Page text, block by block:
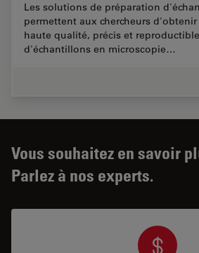
Les solutions de préparation
permettent aux chercheurs
haute qualité, précis et
d'échantillons en microscopie…
Vous souhaitez en savoir
Parlez à nos experts.